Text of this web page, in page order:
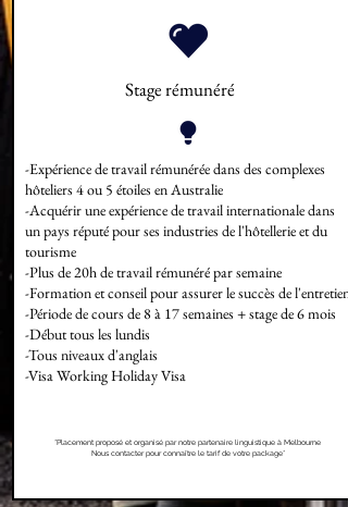
Stage rémunéré
-Expérience de travail rémunérée dans des complexes
hôteliers 4 ou 5 étoiles en Australie
-Acquérir une expérience de travail internationale dans
un pays réputé pour ses industries de l'hôtellerie et du
tourisme
-Plus de 20h de travail rémunéré par semaine
-Formation et conseil pour assurer le succès de l'entretien
-Période de cours de 8 à 17 semaines + stage de 6 mois
-Début tous les lundis
-Tous niveaux d'anglais
-Visa Working Holiday Visa
*Placement proposé et organisé par notre partenaire linguistique à Melbourne
Nous contacter pour connaître le tarif de votre package*